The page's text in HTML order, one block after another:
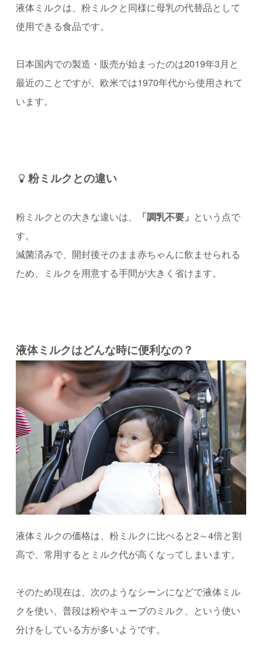
液体ミルクは、粉ミルクと同様に母乳の代替品として
使用できる食品です。
日本国内での製造・販売が始まったのは2019年3月と
最近のことですが、欧米では1970年代から使用されて
います。
粉ミルクとの違い
粉ミルクとの大きな違いは、 「調乳不要」 という点で
す。
減菌済みで、開封後そのまま赤ちゃんに飲ませられる
ため、ミルクを用意する手間が大きく省けます。
液体ミルクはどんな時に便利なの？
液体ミルクの価格は、粉ミルクに比べると2～4倍と割
高で、常用するとミルク代が高くなってしまいます。
そのため現在は、次のようなシーンになどで液体ミル
クを使い、普段は粉やキューブのミルク、という使い
分けをしている方が多いようです。